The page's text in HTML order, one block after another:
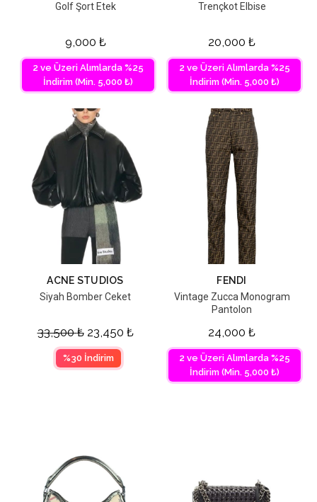
Golf Şort Etek
9,000 ₺
2 ve Üzeri Alımlarda %25
İndirim (Min. 5,000 ₺)
Trençkot Elbise
20,000 ₺
2 ve Üzeri Alımlarda %25
İndirim (Min. 5,000 ₺)
ACNE STUDIOS
Siyah Bomber Ceket
33,500₺ 23,450 ₺
%30 İndirim
FENDI
Vintage Zucca Monogram
Pantolon
24,000 ₺
2 ve Üzeri Alımlarda %25
İndirim (Min. 5,000 ₺)